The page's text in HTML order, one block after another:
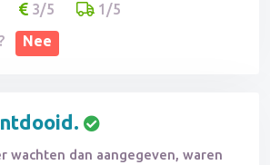
3/5
1/5
Nee
wachten dan aangegeven, waren